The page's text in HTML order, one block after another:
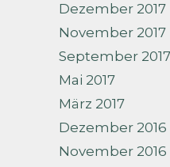
Dezember 2017
November 2017
September 2017
Mai 2017
März 2017
Dezember 2016
November 2016